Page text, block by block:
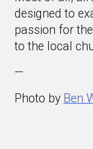
designed to
passion for
to the local
—
Photo by Ben